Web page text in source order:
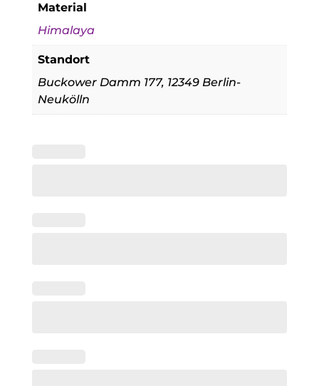
Material
Himalaya
Standort
Buckower Damm 177, 12349 Berlin-
Neukölln